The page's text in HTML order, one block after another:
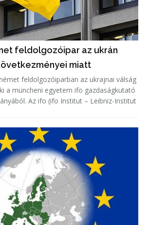
feldolgozóipar az ukrán
miatt
feldolgozóiparban az ukrajnai válság
a müncheni egyetem ifo gazdaságkutató
– Leibniz-Institut